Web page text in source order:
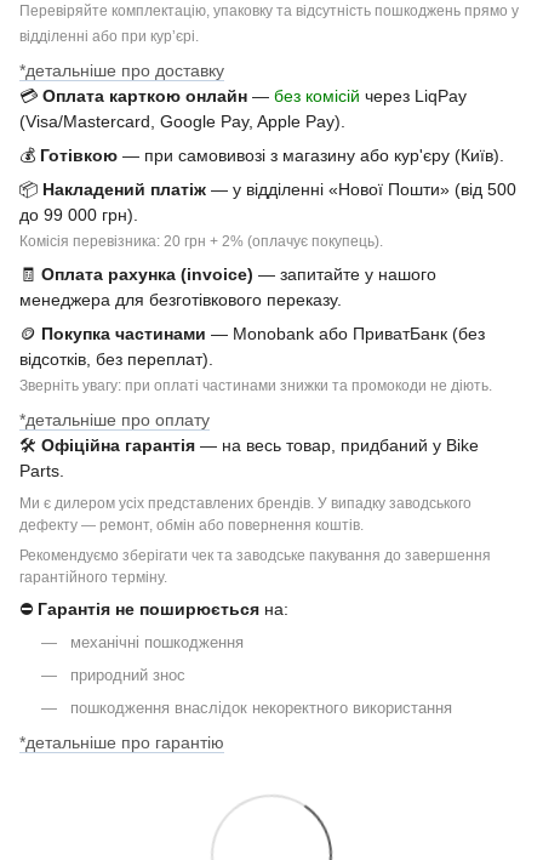
Перевіряйте комплектацію, упаковку та відсутність пошкоджень прямо у
відділенні або при курʼєрі.
*детальніше про доставку
💳 Оплата карткою онлайн — без комісій через LiqPay
(Visa/Mastercard, Google Pay, Apple Pay).
💰 Готівкою — при самовивозі з магазину або кур'єру (Київ).
📦 Накладений платіж — у відділенні «Нової Пошти» (від 500
до 99 000 грн).
Комісія перевізника: 20 грн + 2% (оплачує покупець).
🧾 Оплата рахунка (invoice) — запитайте у нашого
менеджера для безготівкового переказу.
🪙 Покупка частинами — Monobank або ПриватБанк (без
відсотків, без переплат).
Зверніть увагу: при оплаті частинами знижки та промокоди не діють.
*детальніше про оплату
🛠 Офіційна гарантія — на весь товар, придбаний у Bike
Parts.
Ми є дилером усіх представлених брендів. У випадку заводського
дефекту — ремонт, обмін або повернення коштів.
Рекомендуємо зберігати чек та заводське пакування до завершення
гарантійного терміну.
⛔ Гарантія не поширюється на:
механічні пошкодження
природний знос
пошкодження внаслідок некоректного використання
*детальніше про гарантію